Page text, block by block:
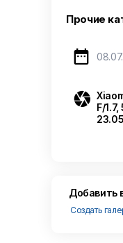
Прочие

 F/
Добавить
Создать